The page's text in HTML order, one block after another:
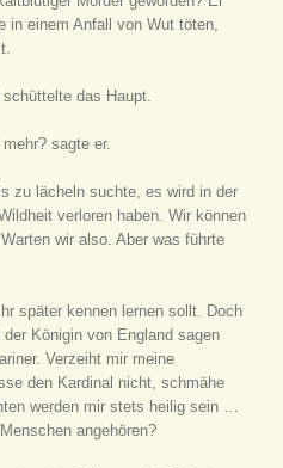
in einem Anfall von Wut töten,
das Haupt.
sagte er.
zu lächeln suchte, es wird in der
verloren haben. Wir können
wir also. Aber was führte
später kennen lernen sollt. Doch
Königin von England sagen
Verzeiht mir meine
den Kardinal nicht, schmähe
werden mir stets heilig sein …
angehören?